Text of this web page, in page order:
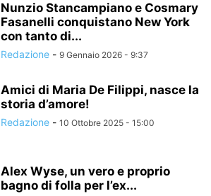
Nunzio Stancampiano e Cosmary
Fasanelli conquistano New York
con tanto di...
Redazione - 9 Gennaio 2026 - 9:37
Amici di Maria De Filippi, nasce la
storia d’amore!
Redazione - 10 Ottobre 2025 - 15:00
Alex Wyse, un vero e proprio
bagno di folla per l’ex...